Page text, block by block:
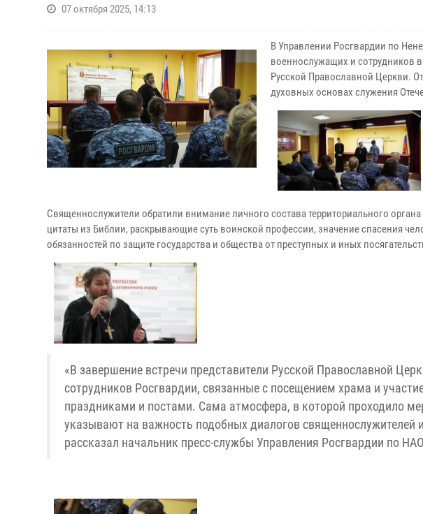
07 октября 2025, 14:13
В Управлении Росгвардии по
военнослужащих и сотрудников
Русской Православной Церкви.
духовных основах служения
Священнослужители обратили внимание личного состава территориального
цитаты из Библии, раскрывающие суть воинской профессии, значение спасения
обязанностей по защите государства и общества от преступных и иных
«В завершение встречи представители Русской Православной
сотрудников Росгвардии, связанные с посещением храма и
праздниками и постами. Сама атмосфера, в которой проходило
указывают на важность подобных диалогов священнослужителей
рассказал начальник пресс-службы Управления Росгвардии по